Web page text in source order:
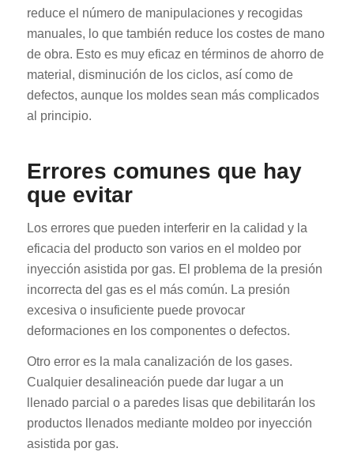
reduce el número de manipulaciones y recogidas
manuales, lo que también reduce los costes de mano
de obra. Esto es muy eficaz en términos de ahorro de
material, disminución de los ciclos, así como de
defectos, aunque los moldes sean más complicados
al principio.
Errores comunes que hay
que evitar
Los errores que pueden interferir en la calidad y la
eficacia del producto son varios en el moldeo por
inyección asistida por gas. El problema de la presión
incorrecta del gas es el más común. La presión
excesiva o insuficiente puede provocar
deformaciones en los componentes o defectos.
Otro error es la mala canalización de los gases.
Cualquier desalineación puede dar lugar a un
llenado parcial o a paredes lisas que debilitarán los
productos llenados mediante moldeo por inyección
asistida por gas.